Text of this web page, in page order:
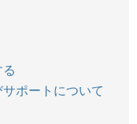
ポートについて